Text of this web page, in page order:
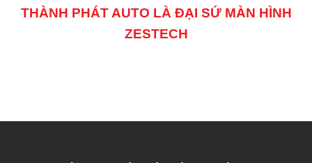
THÀNH PHÁT AUTO LÀ ĐẠI SỨ MÀN HÌNH
ZESTECH